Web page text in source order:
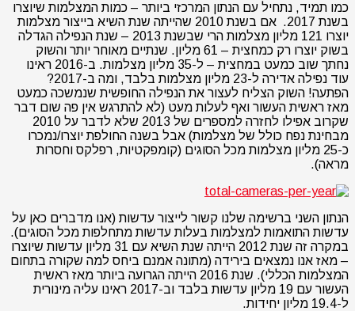
כמו תמיד, נתחיל עם הנתון המרכזי ביותר – כמות המצלמות שיוצרו
בשנת 2017. אם בשנת 2010 שהייתה שנת השיא בייצור מצלמות
יוצרו 121 מליון מצלמות הרי שבשנת 2013 – שנת הנפילה הגדלה
בשוק יוצרו רק כמחצית – 61 מליון. שנתיים מאוחר יותר והשוק
נחתך שוב כמעט במחצית – ל-35 מליון מצלמות. ב-2016 ראינו
עוד נפילה אדירה ל-23 מליון מצלמות בלבד, ומה ב-2017?
הפתעה! השוק הצליח לעצור את הנפילה החופשית שנמשכה כמעט
מאז ראשית העשור ואף לעלות מעט (לא להתרגש אין פה שום דבר
שקרוב אפילו לחזרה למספרים של 2013 שלא לדבר על 2010
מבחינת נפח כולל של מצלמות) אבל בשנה החולפת יוצרו/נמכרו
כ-25 מליון מצלמות מכל הסוגים (קומפקטיות, רפלקס וחסרות
מראה).
הנתון השני ברשימה שלנו קשור לייצור עדשות (אנו מדברים כאן על
עדשות התואמות למצלמות בעלות עדשות מתחלפות מכל הסוגים).
במקרה זה שנת 2012 הייתה שנת השיא עם 31 מליון עדשות שיוצרו
– מאז אנו נמצאים בירידה (מתונה אמנם ביחס למה שקורה בתחום
המצלמות הכללי). שנת 2016 הייתה הגרועה ביותר מאז ראשית
העשור עם 19 מליון עדשות בלבד וב-2017 ראינו עליה מינורית
ל-19.4 מליון יחידות.